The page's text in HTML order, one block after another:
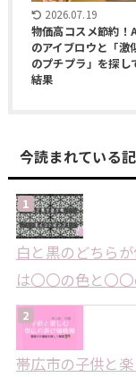
2026.07.19
物価高コスメ節約
のアイブロウと「激
のプチプラ」を探し
結果
今読まれている
白と黒のどちら
は〇〇の色と〇
帯広市の子供と